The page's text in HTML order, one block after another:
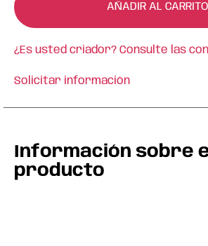
AÑADIR AL CARRITO
¿Es usted criador? Consulte las
Solicitar información
Información sobre
producto